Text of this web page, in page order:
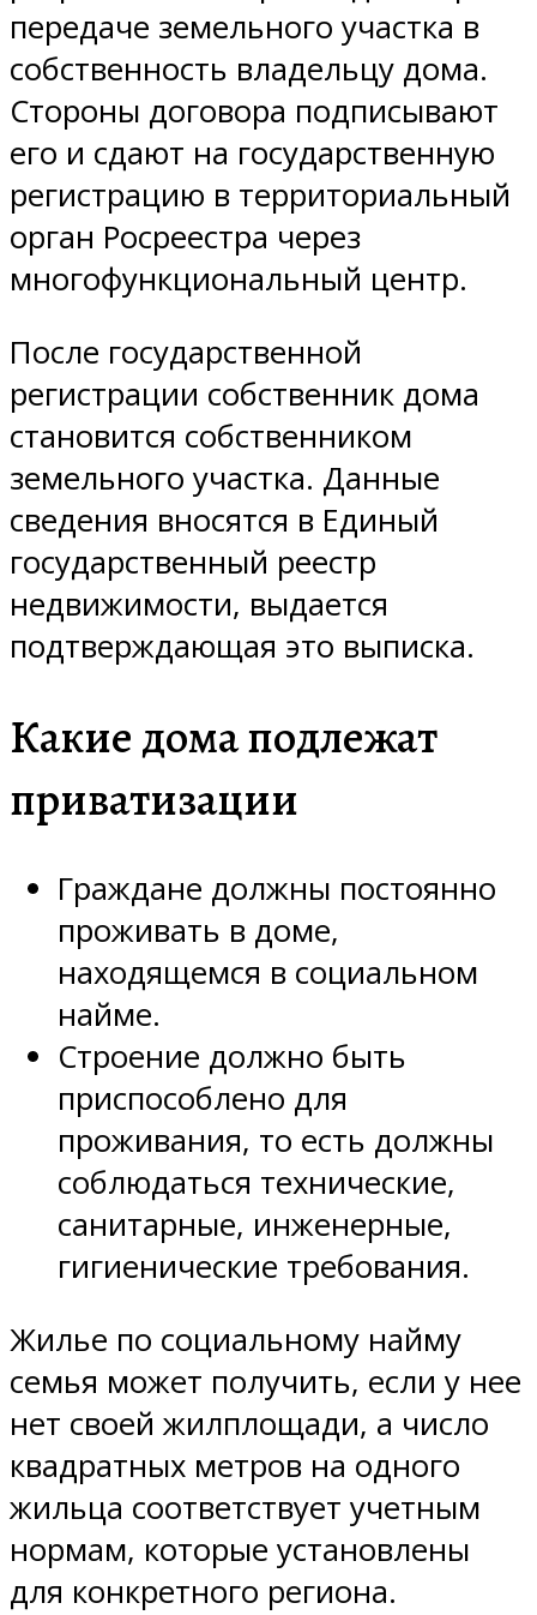
передаче земельного участка в
собственность владельцу дома.
Стороны договора подписывают
его и сдают на государственную
регистрацию в территориальный
орган Росреестра через
многофункциональный центр.
После государственной
регистрации собственник дома
становится собственником
земельного участка. Данные
сведения вносятся в Единый
государственный реестр
недвижимости, выдается
подтверждающая это выписка.
Какие дома подлежат
приватизации
Граждане должны постоянно
проживать в доме,
находящемся в социальном
найме.
Строение должно быть
приспособлено для
проживания, то есть должны
соблюдаться технические,
санитарные, инженерные,
гигиенические требования.
Жилье по социальному найму
семья может получить, если у нее
нет своей жилплощади, а число
квадратных метров на одного
жильца соответствует учетным
нормам, которые установлены
для конкретного региона.